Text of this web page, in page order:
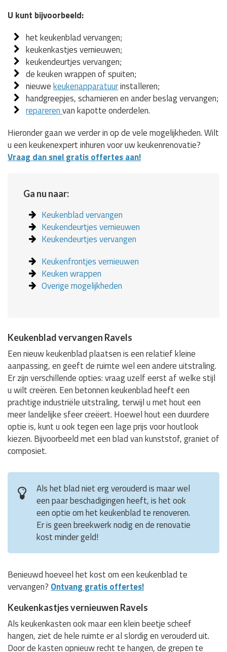
U kunt bijvoorbeeld:
het keukenblad vervangen;
keukenkastjes vernieuwen;
keukendeurtjes vervangen;
de keuken wrappen of spuiten;
nieuwekeukenapparatuurinstalleren;
handgreepjes, scharnieren en ander beslag vervangen;
reparerenvan kapotte onderdelen.
Hieronder gaan we verder in op de vele mogelijkheden. Wilt
u een keukenexpert inhuren voor uw keukenrenovatie?
Vraag dan snel gratis offertes aan!
Ga nu naar:
Keukenblad vervangen
Keukendeurtjes vernieuwen
Keukendeurtjes vervangen
Keukenfrontjes vernieuwen
Keuken wrappen
Overige mogelijkheden
Keukenblad vervangen Ravels
Een nieuw keukenblad plaatsen is een relatief kleine
aanpassing, en geeft de ruimte wel een andere uitstraling.
Er zijn verschillende opties: vraag uzelf eerst af welke stijl
u wilt creëren. Een betonnen keukenblad heeft een
prachtige industriële uitstraling, terwijl u met hout een
meer landelijke sfeer creëert. Hoewel hout een duurdere
optie is, kunt u ook tegen een lage prijs voor houtlook
kiezen. Bijvoorbeeld met een blad van kunststof, graniet of
composiet.
Als het blad niet erg verouderd is maar wel
een paar beschadigingen heeft, is het ook
een optie om het keukenblad te renoveren.
Er is geen breekwerk nodig en de renovatie
kost minder geld!
Benieuwd hoeveel het kost om een keukenblad te
vervangen? Ontvang gratis offertes!
Keukenkastjes vernieuwen Ravels
Als keukenkasten ook maar een klein beetje scheef
hangen, ziet de hele ruimte er al slordig en verouderd uit.
Door de kasten opnieuw recht te hangen, de grepen te